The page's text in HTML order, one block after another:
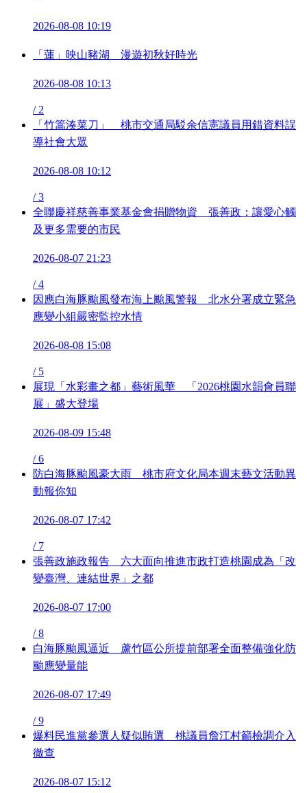
2026-08-08 10:19
「蓮」映山豬湖 漫遊初秋好時光
2026-08-08 10:13
/ 2
「竹篙湊菜刀」 桃市交通局駁余信憲議員用錯資料誤
導社會大眾
2026-08-08 10:12
/ 3
全聯慶祥慈善事業基金會捐贈物資 張善政：讓愛心觸
及更多需要的市民
2026-08-07 21:23
/ 4
因應白海豚颱風發布海上颱風警報 北水分署成立緊急
應變小組嚴密監控水情
2026-08-08 15:08
/ 5
展現「水彩畫之都」藝術風華 「2026桃園水韻會員聯
展」盛大登場
2026-08-09 15:48
/ 6
防白海豚颱風豪大雨 桃市府文化局本週末藝文活動異
動報你知
2026-08-07 17:42
/ 7
張善政施政報告 六大面向推進市政打造桃園成為「改
變臺灣、連結世界」之都
2026-08-07 17:00
/ 8
白海豚颱風逼近 蘆竹區公所提前部署全面整備強化防
颱應變量能
2026-08-07 17:49
/ 9
爆料民進黨參選人疑似賄選 桃議員詹江村籲檢調介入
徹查
2026-08-07 15:12